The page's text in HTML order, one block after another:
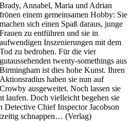
Brady, Annabel, Maria und Adrian
frönen einem gemeinsamen Hobby: Sie
machen sich einen Spaß daraus, junge
Frauen zu entführen und sie in
aufwendigen Inszenierungen mit dem
Tod zu bedrohen. Für die vier
gutaussehenden twenty-somethings aus
Birmingham ist dies hohe Kunst. Ihren
Aktionsradius haben sie nun auf
Crowby ausgeweitet. Noch lassen sie
laufen. Doch vielleicht begehen sie
Detective Chief Inspector Jacobson
schnappen… (Verlag)